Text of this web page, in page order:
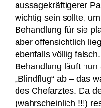
aussagekräftigerer
wichtig sein sollte,
Behandlung für sie
aber offensichtlich
ebenfalls völlig
Behandlung läuft nun
„Blindflug“ ab – das
des Chefarztes. Da
(wahrscheinlich !!!)